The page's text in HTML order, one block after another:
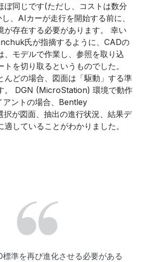
ぼ同じです(ただし、コストは数分
、AIカーが走行を開始する前に、
が存在する必要があります。 幸い
氏が指摘するように、CADの
、モデルで作業し、参照を取り込
を切り取るというものでした。
んどの場合、図面は「駆動」する準
。 DGN (MicroStation) 環境で動作
アントの場合、Bentley
が図面、抽出の進行状況、結果デ
適していることがわかりました。
準を再び進化させる必要がある